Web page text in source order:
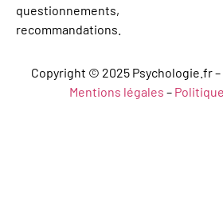
questionnements,
recommandations.
Copyright © 2025 Psychologie.fr –
Mentions légales –